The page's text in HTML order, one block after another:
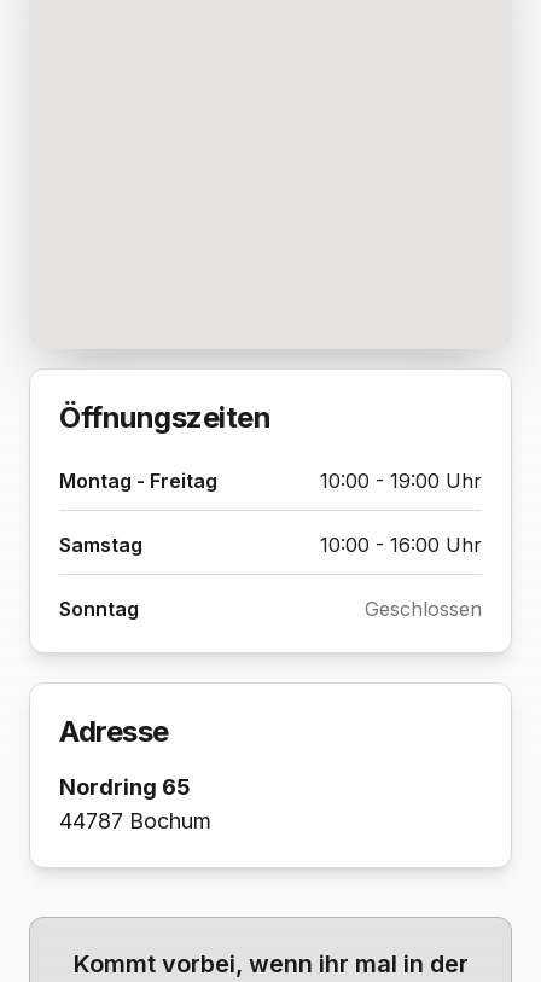
Öffnungszeiten
Montag - Freitag 10:00 - 19:00 Uhr
Samstag 10:00 - 16:00 Uhr
Sonntag Geschlossen
Adresse
Nordring 65
44787 Bochum
Kommt vorbei, wenn ihr mal in der